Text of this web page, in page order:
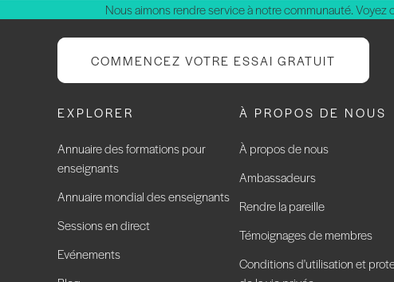
Nous aimons rendre service à notre communauté. Voyez
COMMENCEZ VOTRE ESSAI GRATUIT
EXPLORER
Annuaire des formations pour
enseignants
Annuaire mondial des enseignants
Sessions en direct
Evénements
À PROPOS DE NOUS
À propos de nous
Ambassadeurs
Rendre la pareille
Témoignages de membres
Conditions d'utilisation et